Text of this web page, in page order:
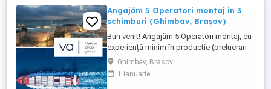
Angajăm 5 Operatori montaj in 3
schimburi (Ghimbav, Brașov)
Bun venit! Angajăm 5 Operatori montaj, cu
experiență minim în productie (prelucrari
prin aschiere). Căutăm persoane serioase,
dornice să învețe și să muncească, se va
oferi instruire la locul de muncă. Program:
Ghimbav, Brasov
1 ianuarie